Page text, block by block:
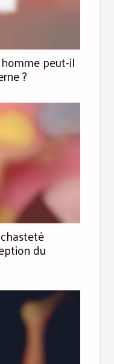
peut-il
?
du